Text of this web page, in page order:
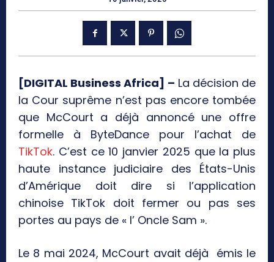
[DIGITAL Business Africa] – La décision de
la Cour suprême n’est pas encore tombée
que McCourt a déjà annoncé une offre
formelle à ByteDance pour l’achat de
TikTok. C’est ce 10 janvier 2025 que la plus
haute instance judiciaire des États-Unis
d’Amérique doit dire si l’application
chinoise TikTok doit fermer ou pas ses
portes au pays de « l’ Oncle Sam ».
Le 8 mai 2024, McCourt avait déjà émis le